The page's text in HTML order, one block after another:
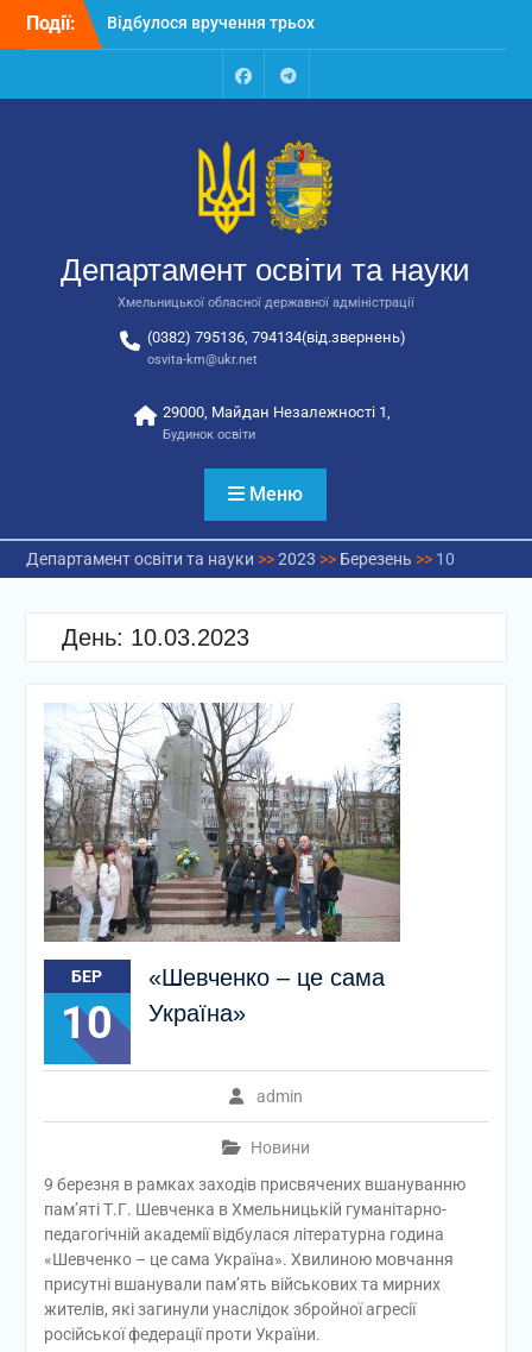
Перейти
Події:
Відбулося вручення трьох
автобусів для потреб
Відбулося засідання
освіти та науки обласної
державної адміністрації
Відбулась обласна
національно-патріотичне
виховання
FacebookTalegram
Департамент освіти та науки
Хмельницької обласної державної адміністрації
(0382) 795136, 794134(від.звернень)
osvita-km@ukr.net
29000, Майдан Незалежності 1,
Будинок освіти
Меню
Департамент освіти та науки >>2023 >> Березень >> 10
День: 10.03.2023
БЕР
10
«Шевченко – це сама
Україна»
admin
Новини
9 березня в рамках заходів присвячених вшануванню
пам’яті Т.Г. Шевченка в Хмельницькій гуманітарно-
педагогічній академії відбулася літературна година
«Шевченко – це сама Україна». Хвилиною мовчання
присутні вшанували пам’ять військових та мирних
жителів, які загинули унаслідок збройної агресії
російської федерації проти України.